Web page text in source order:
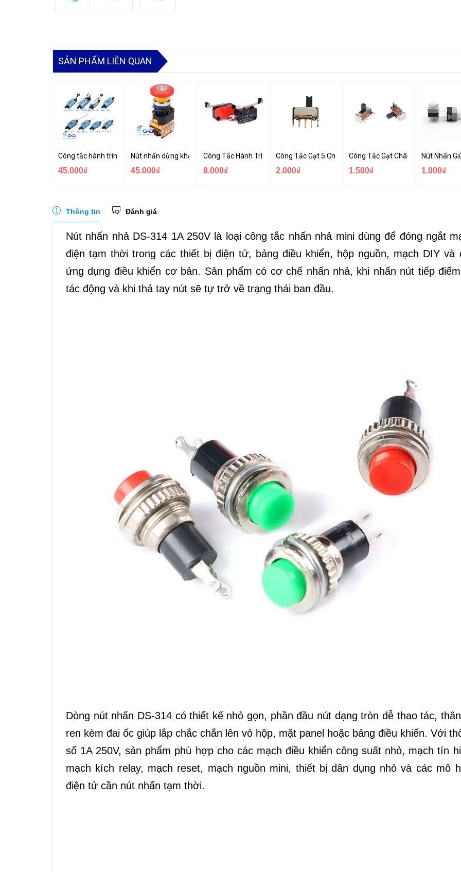
SẢN PHẨM LIÊN QUAN
Công tắc hành trình ME-9101 ME-8107 ME-8104 ME-8108 5A 250V
45.000₫
Nút nhấn dừng khẩn cấp LA38-11ZS 22mm
45.000₫
Công Tắc Hành Trình V-156-1C25 15A Có Thanh Đè
8.000₫
Công Tắc Gạt 5 Chân SS12F44 Chân Thẳng
2.000₫
Công Tắc Gạt Chân Cong SK-
1.500₫
Nút Nhấn
1.000₫
Thông tin Đánh giá
Nút nhấn nhả DS-314 1A 250V là loại công tắc nhấn nhả mini dùng để đóng ngắt
điện tạm thời trong các thiết bị điện tử, bảng điều khiển, hộp nguồn, mạch DIY và
ứng dụng điều khiển cơ bản. Sản phẩm có cơ chế nhấn nhả, khi nhấn nút tiếp
tác động và khi thả tay nút sẽ tự trở về trạng thái ban đầu.
Dòng nút nhấn DS-314 có thiết kế nhỏ gọn, phần đầu nút dạng tròn dễ thao tác,
ren kèm đai ốc giúp lắp chắc chắn lên vỏ hộp, mặt panel hoặc bảng điều khiển. Với
số 1A 250V, sản phẩm phù hợp cho các mạch điều khiển công suất nhỏ, mạch tín
mạch kích relay, mạch reset, mạch nguồn mini, thiết bị dân dụng nhỏ và các mô
điện tử cần nút nhấn tạm thời.